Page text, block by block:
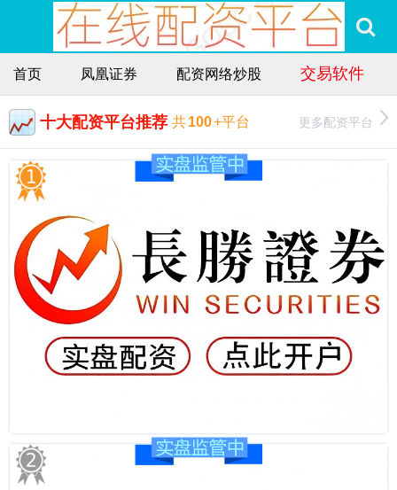
首页 凤凰证券 配资网络炒股 交易软件
十大配资平台推荐 共100+平台 更多配资平台